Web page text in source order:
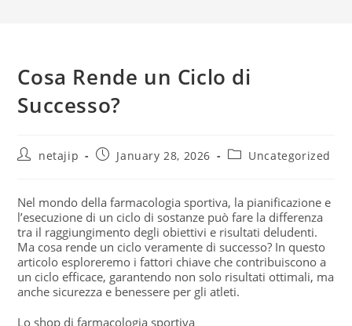
Cosa Rende un Ciclo di
Successo?
netajip January 28, 2026 Uncategorized
Nel mondo della farmacologia sportiva, la pianificazione e
l’esecuzione di un ciclo di sostanze può fare la differenza
tra il raggiungimento degli obiettivi e risultati deludenti.
Ma cosa rende un ciclo veramente di successo? In questo
articolo esploreremo i fattori chiave che contribuiscono a
un ciclo efficace, garantendo non solo risultati ottimali, ma
anche sicurezza e benessere per gli atleti.
Lo shop di farmacologia sportiva